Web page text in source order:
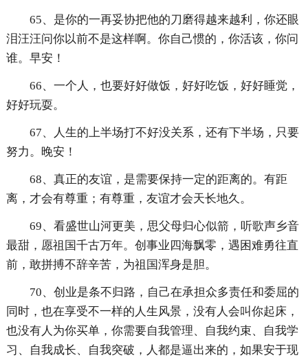
65、是你的一再妥协把他的刀磨得越来越利，你还眼
泪汪汪问你以前不是这样啊。你自己惯的，你活该，你问
谁。早安！
66、一个人，也要好好做饭，好好吃饭，好好睡觉，
好好玩耍。
67、人生的上半场打不好没关系，还有下半场，只要
努力。晚安！
68、真正的友谊，是需要保持一定的距离的。有距
离，才会有尊重；有尊重，友谊才会天长地久。
69、看盛世山河更美，思父母归心似箭，听歌声乡音
最甜，愿祖国千古万年。创事业四海飘零，遇困难勇往直
前，敢拼搏不辞辛苦，为祖国浑身是胆。
70、创业是条不归路，自己在承担众多责任和委屈的
同时，也在享受不一样的人生风景，没有人会叫你起床，
也没有人为你买单，你需要自我管理、自我约束、自我学
习、自我成长、自我突破，人都是逼出来的，如果安于现